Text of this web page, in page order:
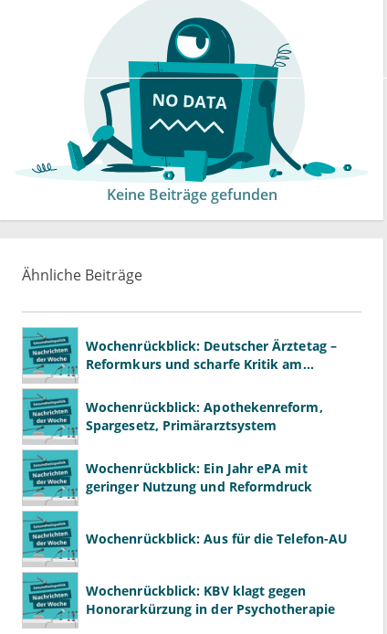
Keine Beiträge gefunden
Ähnliche Beiträge
Wochenrückblick: Deutscher Ärztetag –
Reformkurs und scharfe Kritik am
Wochenrückblick: Apothekenreform,
Spargesetz, Primärarztsystem
Wochenrückblick: Ein Jahr ePA mit
geringer Nutzung und Reformdruck
Wochenrückblick: Aus für die Telefon-AU
Wochenrückblick: KBV klagt gegen
Honorarkürzung in der Psychotherapie